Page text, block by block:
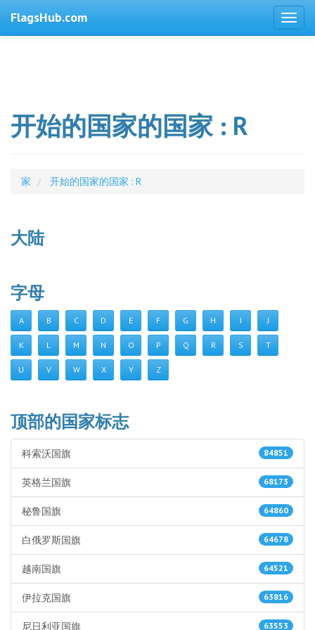
FlagsHub.com
开始的国家的国家 : R
家 开始的国家的国家 : R
大陆
字母
A B C D E F G H I J
K L M N O P Q R S T
U V W X Y Z
顶部的国家标志
84851
科索沃国旗
68173
英格兰国旗
64860
秘鲁国旗
64678
白俄罗斯国旗
64521
越南国旗
63816
伊拉克国旗
63553
尼日利亚国旗